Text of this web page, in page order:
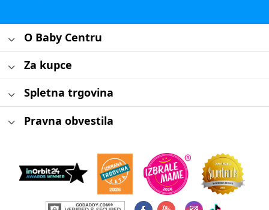
O Baby Centru
Za kupce
Spletna trgovina
Pravna obvestila